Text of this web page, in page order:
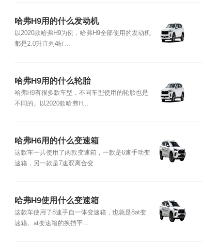
哈弗H9用的什么发动机
以2020款哈弗H9为例，哈弗H9全部使用的发动机
都是2.0升直列4缸...
哈弗H9用的什么轮胎
哈弗H9有很多款车型，不同车型使用的轮胎也是
不同的。以2020款哈弗H...
哈弗H6用的什么变速箱
这款车一共使用了两款变速箱，一款是6速手动变
速箱，另一款是7速双离合变...
哈弗H9使用什么变速箱
这款车使用了8速手自一体变速箱，也就是8at变
速箱。at变速箱的换挡平...